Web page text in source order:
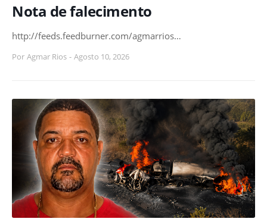
Nota de falecimento
http://feeds.feedburner.com/agmarrios…
Por Agmar Rios - Agosto 10, 2026